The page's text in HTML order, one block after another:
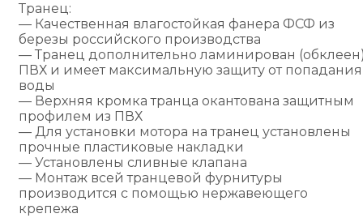
Транец:
— Качественная влагостойкая фанера ФСФ из
березы российского производства
— Транец дополнительно ламинирован
ПВХ и имеет максимальную защиту от попадания
воды
— Верхняя кромка транца окантована защитным
профилем из ПВХ
— Для установки мотора на транец установлены
прочные пластиковые накладки
— Установлены сливные клапана
— Монтаж всей транцевой фурнитуры
производится с помощью нержавеющего
крепежа